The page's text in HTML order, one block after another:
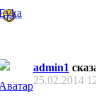
admin1
25.02.2014